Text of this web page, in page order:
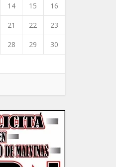
14 15 16
21 22 23
28 29 30